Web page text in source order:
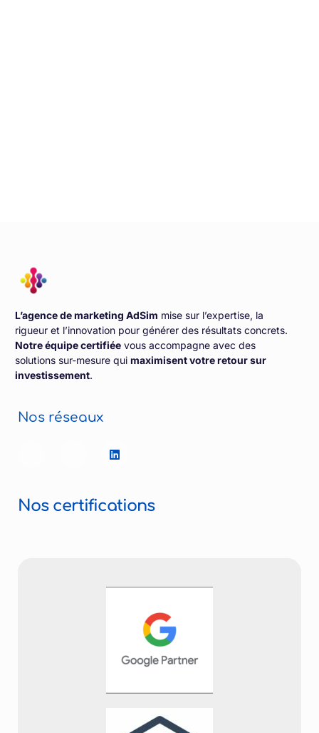
L’agence de marketing AdSim mise sur l’expertise, la
rigueur et l’innovation pour générer des résultats concrets.
Notre équipe certifiée vous accompagne avec des
solutions sur-mesure qui maximisent votre retour sur
investissement.
Nos réseaux
Nos certifications